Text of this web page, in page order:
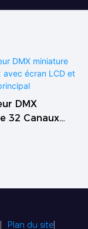
DMX
32 Canaux
Plan du site